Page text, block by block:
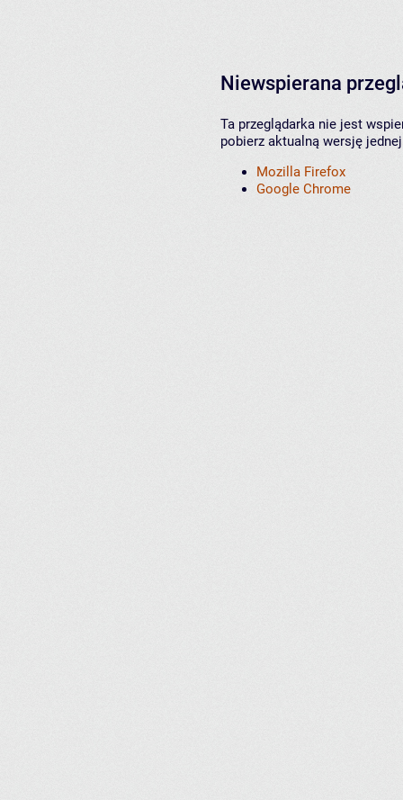
Niewspierana
Ta przeglądarka nie jest
pobierz aktualną wersję
Mozilla Firefox
Google Chrome